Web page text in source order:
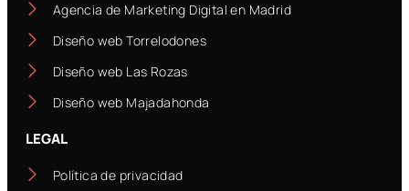
Agencia de Marketing Digital en Madrid
Diseño web Torrelodones
Diseño web Las Rozas
Diseño web Majadahonda
LEGAL
Política de privacidad